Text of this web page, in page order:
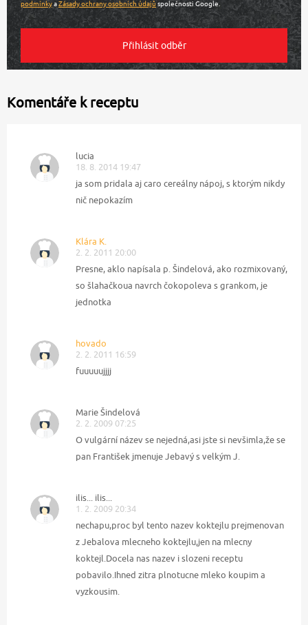
podmínkyaZásady ochrany osobních údajů společnosti Google.
Komentáře k receptu
lucia
18. 8. 2014 19:47
ja som pridala aj caro cereálny nápoj, s ktorým nikdy
nič nepokazím
Klára K.
2. 2. 2011 20:00
Presne, aklo napísala p. Šindelová, ako rozmixovaný,
so šlahačkoua navrch čokopoleva s grankom, je
jednotka
hovado
2. 2. 2011 16:59
fuuuuujjjj
Marie Šindelová
2. 2. 2009 07:25
O vulgární název se nejedná,asi jste si nevšimla,že se
pan František jmenuje Jebavý s velkým J.
ilis... ilis...
1. 2. 2009 20:34
nechapu,proc byl tento nazev koktejlu prejmenovan
z Jebalova mlecneho koktejlu,jen na mlecny
koktejl.Docela nas nazev i slozeni receptu
pobavilo.Ihned zitra plnotucne mleko koupim a
vyzkousim.